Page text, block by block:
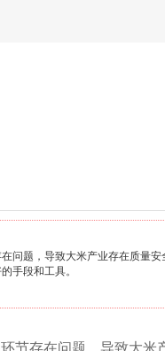
问题，导致大米产业存在质量安
手段和工具。
节存在问题，导致大米